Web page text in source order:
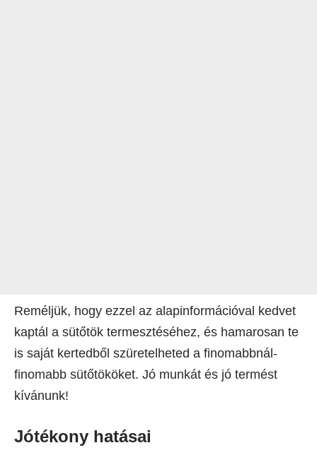
Reméljük, hogy ezzel az alapinformációval kedvet
kaptál a sütőtök termesztéséhez, és hamarosan te
is saját kertedből szüretelheted a finomabbnál-
finomabb sütőtököket. Jó munkát és jó termést
kívánunk!
Jótékony hatásai